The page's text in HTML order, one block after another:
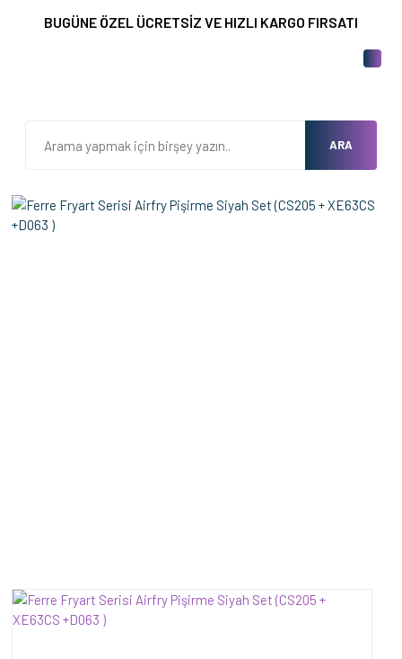
BUGÜNE ÖZEL ÜCRETSİZ VE HIZLI KARGO FIRSATI
ARA